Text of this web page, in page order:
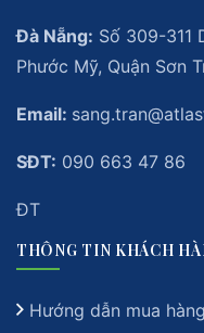
Đà Nẵng: Số 309-311
Phước Mỹ, Quận Sơn
Email:
SĐT: 090 663 47 86
ĐT
THÔNG TIN KHÁCH
Hướng dẫn mua hàng